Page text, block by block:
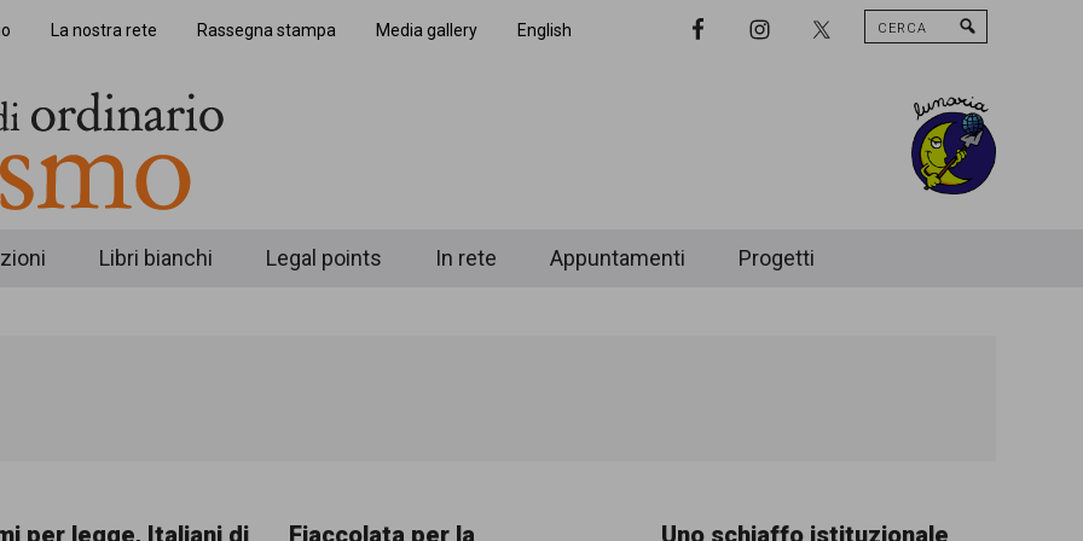
La nostra rete Rassegna stampa Media gallery English
Nav
Cerca
Libri bianchi Legal points In rete Appuntamenti Progetti
per legge, Italiani di
Fiaccolata per la
Uno schiaffo istituzionale